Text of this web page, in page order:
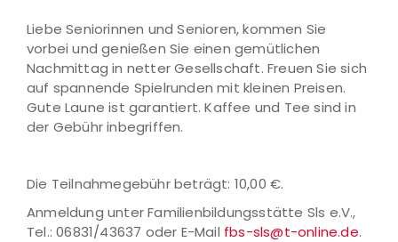
Liebe Seniorinnen und Senioren, kommen Sie
vorbei und genießen Sie einen gemütlichen
Nachmittag in netter Gesellschaft. Freuen Sie sich
auf spannende Spielrunden mit kleinen Preisen.
Gute Laune ist garantiert. Kaffee und Tee sind in
der Gebühr inbegriffen.
Die Teilnahmegebühr beträgt: 10,00 €.
Anmeldung unter Familienbildungsstätte Sls e.V.,
Tel.: 06831/43637 oder E-Mail fbs-sls@t-online.de.